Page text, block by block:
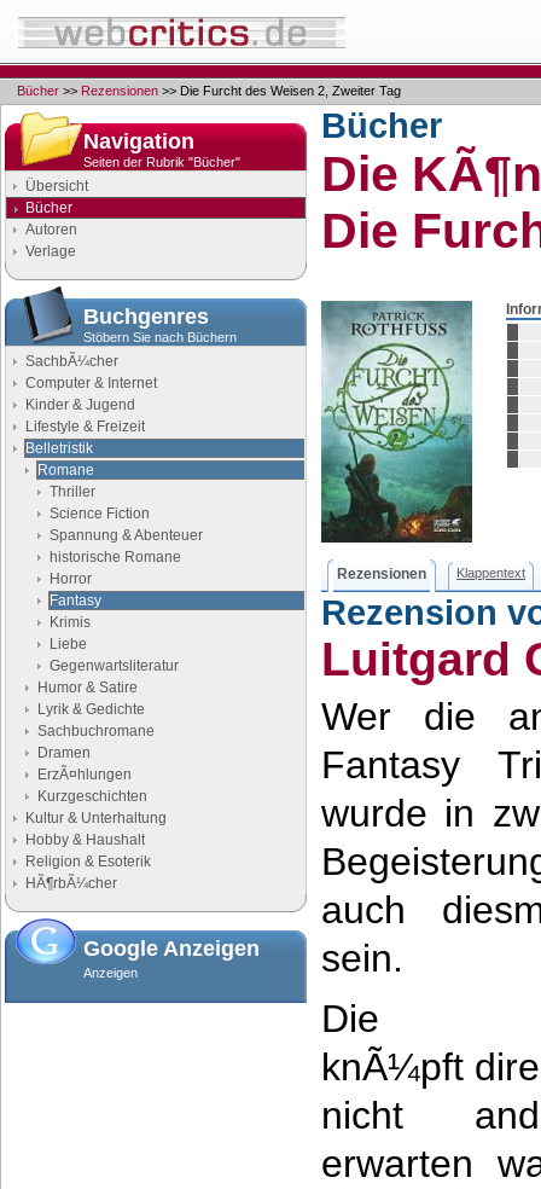
Bücher >> Rezensionen >> Die Furcht des Weisen 2, Zweiter Tag
Navigation
Seiten der Rubrik "Bücher"
Übersicht
Bücher
Autoren
Verlage
Buchgenres
Stöbern Sie nach Büchern
SachbÃ¼cher
Computer & Internet
Kinder & Jugend
Lifestyle & Freizeit
Belletristik
Romane
Thriller
Science Fiction
Spannung & Abenteuer
historische Romane
Horror
Fantasy
Krimis
Liebe
Gegenwartsliteratur
Humor & Satire
Lyrik & Gedichte
Sachbuchromane
Dramen
ErzÃ¤hlungen
Kurzgeschichten
Kultur & Unterhaltung
Hobby & Haushalt
Religion & Esoterik
HÃ¶rbÃ¼cher
Google Anzeigen
Anzeigen
Bücher
Die
Die
Rezensionen Klappentext
Rezension
Luitgard
Wer die
Fantasy
wurde in
auch
sein.
Die
knÃ¼pft
nicht
erwarten